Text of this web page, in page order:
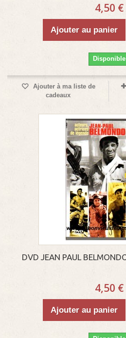
4,50 €
Ajouter au panier
Disponible
Ajouter à ma liste de
cadeaux
DVD JEAN PAUL
4,50 €
Ajouter au panier